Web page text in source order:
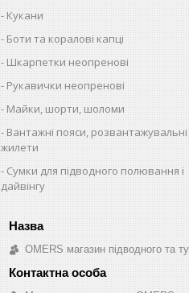
Кукани
Боти та коралові капці
Шкарпетки неопренові
Рукавички неопренові
Майки, шорти, шоломи
Вантажні пояси, розвантажувальні
жилети
Сумки для підводного полювання і
дайвінгу
OMERS магазин підводного та